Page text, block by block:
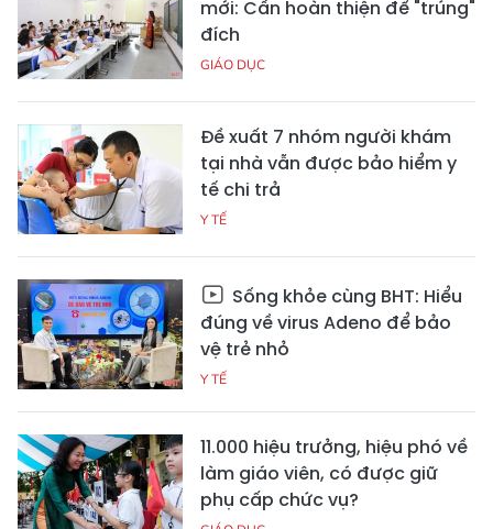
mới: Cần hoàn thiện để "trúng"
đích
GIÁO DỤC
Đề xuất 7 nhóm người khám
tại nhà vẫn được bảo hiểm y
tế chi trả
Y TẾ
Sống khỏe cùng BHT: Hiểu
đúng về virus Adeno để bảo
vệ trẻ nhỏ
Y TẾ
11.000 hiệu trưởng, hiệu phó về
làm giáo viên, có được giữ
phụ cấp chức vụ?